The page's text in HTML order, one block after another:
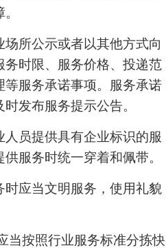
所公示或者以其他方式向
时限、服务价格、投递范
等服务承诺事项。服务承诺
发布服务提示公告。
员提供具有企业标识的服
服务时统一穿着和佩带。
应当文明服务，使用礼貌
按照行业服务标准分拣快